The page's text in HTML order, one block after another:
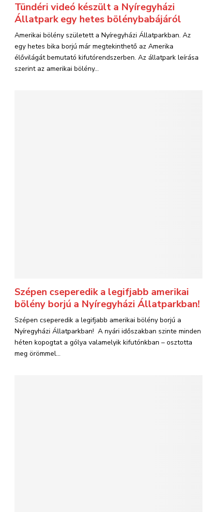
Tündéri videó készült a Nyíregyházi
Állatpark egy hetes bölénybabájáról
Amerikai bölény született a Nyíregyházi Állatparkban. Az
egy hetes bika borjú már megtekinthető az Amerika
élővilágát bemutató kifutórendszerben. Az állatpark leírása
szerint az amerikai bölény...
Szépen cseperedik a legifjabb amerikai
bölény borjú a Nyíregyházi Állatparkban!
Szépen cseperedik a legifjabb amerikai bölény borjú a
Nyíregyházi Állatparkban! A nyári időszakban szinte minden
héten kopogtat a gólya valamelyik kifutónkban – osztotta
meg örömmel...